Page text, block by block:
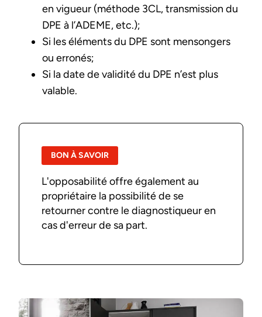
en vigueur (méthode 3CL, transmission du
DPE à l’ADEME, etc.);
Si les éléments du DPE sont mensongers
ou erronés;
Si la date de validité du DPE n’est plus
valable.
BON À SAVOIR
L'opposabilité offre également au
propriétaire la possibilité de se
retourner contre le diagnostiqueur en
cas d'erreur de sa part.